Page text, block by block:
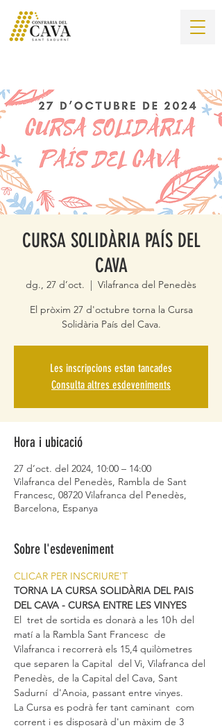
CURSA SOLIDÀRIA PAÍS DEL
CAVA
dg., 27 d’oct.
  |
Vilafranca del Penedès
El pròxim 27 d'octubre torna la Cursa
Solidària País del Cava.
Les inscripcions estan tancades
Consulta altres esdeveniments
Hora i ubicació
27 d’oct. del 2024, 10:00 – 14:00
Vilafranca del Penedès, Rambla de Sant
Francesc, 08720 Vilafranca del Penedès,
Barcelona, Espanya
Sobre l'esdeveniment
CLICAR PER INSCRIURE'T
TORNA LA CURSA SOLIDÀRIA DEL PAIS
DEL CAVA - CURSA ENTRE LES VINYES
El  tret de sortida es donarà a les 10 h del
matí a la Rambla Sant Francesc  de
Vilafranca i recorrerà els 15,4 quilòmetres
que separen la Capital  del Vi, Vilafranca del
Penedès, de la Capital del Cava, Sant
Sadurní  d'Anoia, passant entre vinyes.
La Cursa es podrà fer tant caminant  com
corrent i es disposarà d'un màxim de 3